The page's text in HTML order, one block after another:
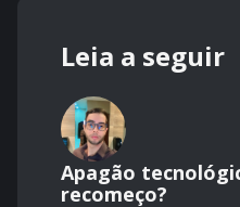
Leia a seguir
Apagão
recomeço?